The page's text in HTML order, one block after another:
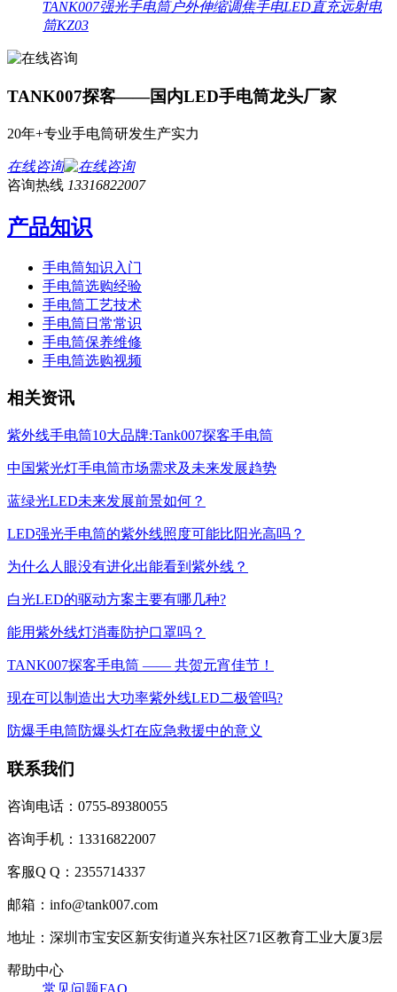
TANK007强光手电筒户外伸缩调焦手电LED直充远射电
筒KZ03
TANK007探客——国内LED手电筒龙头厂家
20年+专业手电筒研发生产实力
在线咨询
咨询热线 13316822007
产品知识
手电筒知识入门
手电筒选购经验
手电筒工艺技术
手电筒日常常识
手电筒保养维修
手电筒选购视频
相关资讯
紫外线手电筒10大品牌:Tank007探客手电筒
中国紫光灯手电筒市场需求及未来发展趋势
蓝绿光LED未来发展前景如何？
LED强光手电筒的紫外线照度可能比阳光高吗？
为什么人眼没有进化出能看到紫外线？
白光LED的驱动方案主要有哪几种?
能用紫外线灯消毒防护口罩吗？
TANK007探客手电筒 —— 共贺元宵佳节！
现在可以制造出大功率紫外线LED二极管吗?
防爆手电筒防爆头灯在应急救援中的意义
联系我们
咨询电话：0755-89380055
咨询手机：13316822007
客服Q Q：2355714337
邮箱：info@tank007.com
地址：深圳市宝安区新安街道兴东社区71区教育工业大厦3层
帮助中心
常见问题FAQ